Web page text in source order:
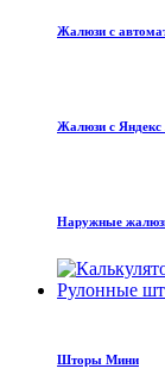
Жалюзи с
Жалюзи с Яндекс
Наружные
Рулонные
Шторы Мини